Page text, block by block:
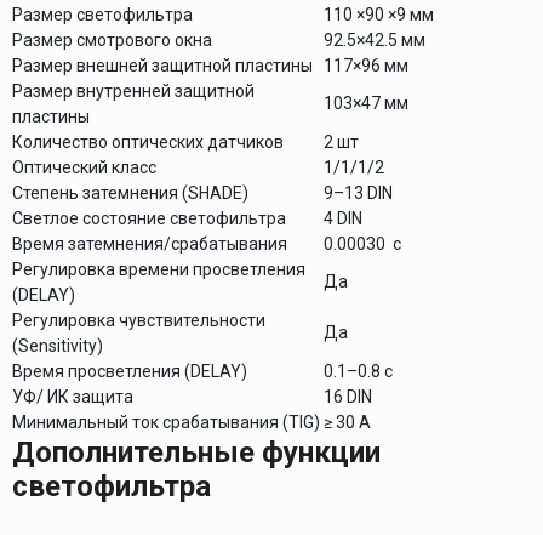
Размер светофильтра
110 ×90 ×9 мм
Размер смотрового окна
92.5×42.5 мм
Размер внешней защитной пластины
117×96 мм
Размер внутренней защитной
пластины
103×47 мм
Количество оптических датчиков
2 шт
Оптический класс
1/1/1/2
Степень затемнения (SHADE)
9–13 DIN
Светлое состояние светофильтра
4 DIN
Время затемнения/срабатывания
0.00030 с
Регулировка времени просветления
(DELAY)
Да
Регулировка чувствительности
(Sensitivity)
Да
Время просветления (DELAY)
0.1–0.8 с
УФ/ ИК защита
16 DIN
Минимальный ток срабатывания (TIG) ≥ 30 А
Дополнительные функции
светофильтра